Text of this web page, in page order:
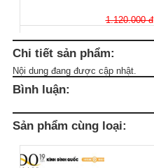
1.120.000 đ
Chi tiết sản phẩm:
Nội dung đang được cập nhật.
Bình luận:
Sản phẩm cùng loại: